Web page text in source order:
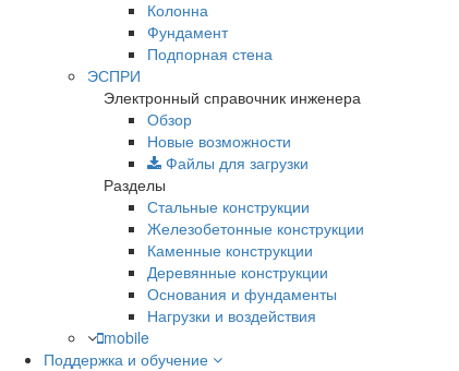
Колонна
Фундамент
Подпорная стена
ЭСПРИ
Электронный справочник инженера
Обзор
Новые возможности
Файлы для загрузки
Разделы
Стальные конструкции
Железобетонные конструкции
Каменные конструкции
Деревянные конструкции
Основания и фундаменты
Нагрузки и воздействия
mobile
Поддержка и обучение